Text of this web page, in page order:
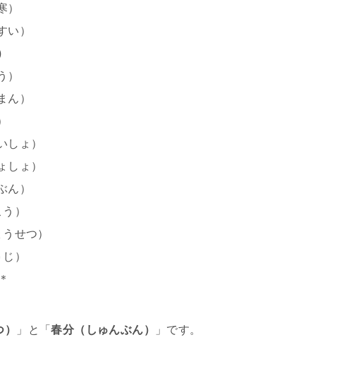
）
）
ょ）
ょ）
）
）
せつ）
）
」と「春分（しゅんぶん） 」です。